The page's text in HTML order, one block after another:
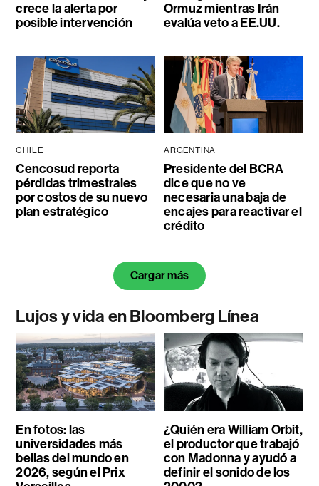
crece la alerta por
posible intervención
Ormuz mientras Irán
evalúa veto a EE.UU.
CHILE
Cencosud reporta
pérdidas trimestrales
por costos de su nuevo
plan estratégico
ARGENTINA
Presidente del BCRA
dice que no ve
necesaria una baja de
encajes para reactivar el
crédito
Cargar más
Lujos y vida en Bloomberg Línea
En fotos: las
universidades más
bellas del mundo en
2026, según el Prix
¿Quién era William Orbit,
el productor que trabajó
con Madonna y ayudó a
definir el sonido de los